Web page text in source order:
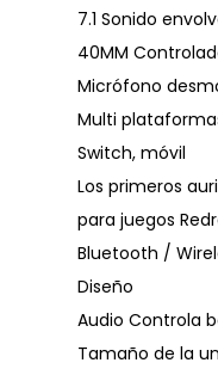
7.1 Sonido
40MM
Micrófono
Multi
Switch, móvil
Los primeros
para juegos
Bluetooth /
Diseño
Audio Controla
Tamaño de la